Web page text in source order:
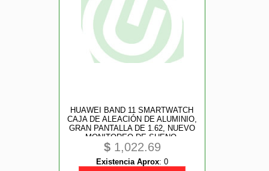
HUAWEI BAND 11 SMARTWATCH
CAJA DE ALEACIÓN DE ALUMINIO,
GRAN PANTALLA DE 1.62, NUEVO
MONITOREO DE SUENO,
BIENESTAR EMOCIONAL, COLOR
NEGRO
$1,022.69
Existencia Aprox: 0